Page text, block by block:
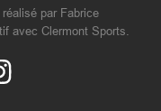
par Fabrice
avec Clermont Sports.